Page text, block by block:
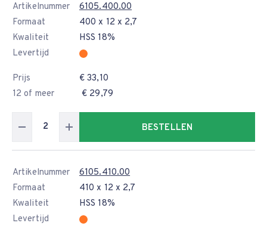
Artikelnummer
6105.400.00
Formaat
400 x 12 x 2,7
Kwaliteit
HSS 18%
Levertijd
Prijs
€ 33,10
12 of meer
€ 29,79
BESTELLEN
Artikelnummer
6105.410.00
Formaat
410 x 12 x 2,7
Kwaliteit
HSS 18%
Levertijd